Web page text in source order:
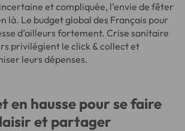
et compliquée, l’envie de fêter
là. Le budget global des Français pour
d’ailleurs fortement. Crise sanitaire
privilégient le click & collect et
leurs dépenses.
en hausse pour se faire
et partager